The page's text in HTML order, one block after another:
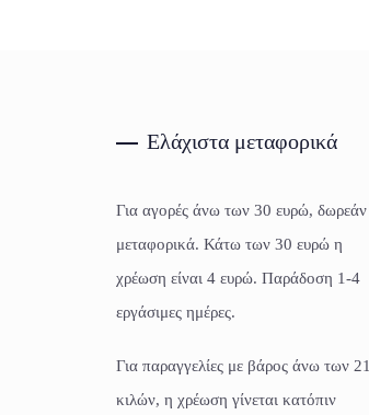
Ελάχιστα μεταφορικά
Για αγορές άνω των 30 ευρώ, δωρεάν
μεταφορικά. Κάτω των 30 ευρώ η
χρέωση είναι 4 ευρώ. Παράδοση 1-4
εργάσιμες ημέρες.
Για παραγγελίες με βάρος άνω των 21
κιλών, η χρέωση γίνεται κατόπιν